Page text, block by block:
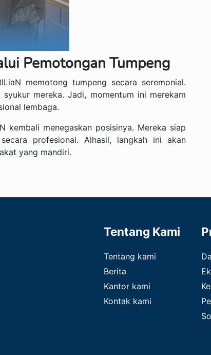
Pemotongan Tumpeng
memotong tumpeng secara seremonial.
mereka. Jadi, momentum ini merekam
lembaga.
kembali menegaskan posisinya. Mereka siap
profesional. Alhasil, langkah ini akan
yang mandiri.
Tentang Kami
Tentang kami
Berita
Kantor kami
Kontak kami